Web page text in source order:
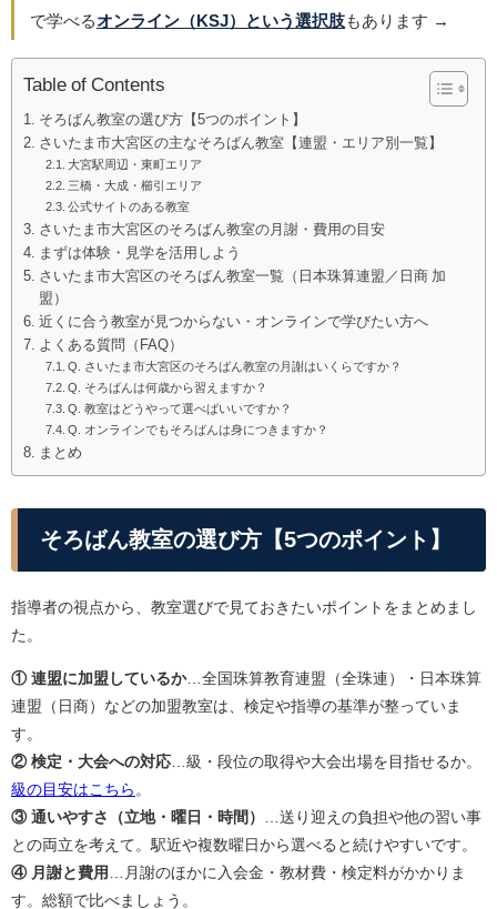
で学べる オンライン（KSJ）という選択肢 もあります →
Table of Contents
そろばん教室の選び方【5つのポイント】
さいたま市大宮区の主なそろばん教室【連盟・エリア別一覧】
大宮駅周辺・東町エリア
三橋・大成・櫛引エリア
公式サイトのある教室
さいたま市大宮区のそろばん教室の月謝・費用の目安
まずは体験・見学を活用しよう
さいたま市大宮区のそろばん教室一覧（日本珠算連盟／日商 加
盟）
近くに合う教室が見つからない・オンラインで学びたい方へ
よくある質問（FAQ）
Q. さいたま市大宮区のそろばん教室の月謝はいくらですか？
Q. そろばんは何歳から習えますか？
Q. 教室はどうやって選べばいいですか？
Q. オンラインでもそろばんは身につきますか？
まとめ
そろばん教室の選び方【5つのポイント】
指導者の視点から、教室選びで見ておきたいポイントをまとめまし
た。
① 連盟に加盟しているか…全国珠算教育連盟（全珠連）・日本珠算
連盟（日商）などの加盟教室は、検定や指導の基準が整っていま
す。
② 検定・大会への対応 …級・段位の取得や大会出場を目指せるか。
級の目安はこちら 。
③ 通いやすさ（立地・曜日・時間）
…送り迎えの負担や他の習い事
との両立を考えて。駅近や複数曜日から選べると続けやすいです。
④ 月謝と費用
…月謝のほかに入会金・教材費・検定料がかかりま
す。総額で比べましょう。